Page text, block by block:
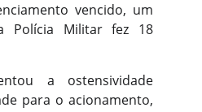
vencido, um
Polícia Militar fez 18
a ostensividade
para o acionamento,